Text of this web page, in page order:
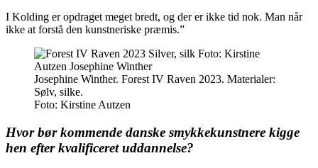
I Kolding er opdraget meget bredt, og der er ikke tid nok. Man når
ikke at forstå den kunstneriske præmis.”
Josephine Winther. Forest IV Raven 2023. Materialer:
Sølv, silke.
Foto: Kirstine Autzen
Hvor bør kommende danske smykkekunstnere kigge
hen efter kvalificeret uddannelse?